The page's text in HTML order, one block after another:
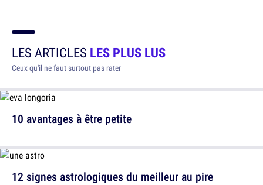
LES ARTICLES LES PLUS LUS
Ceux qu'il ne faut surtout pas rater
10 avantages à être petite
12 signes astrologiques du meilleur au pire